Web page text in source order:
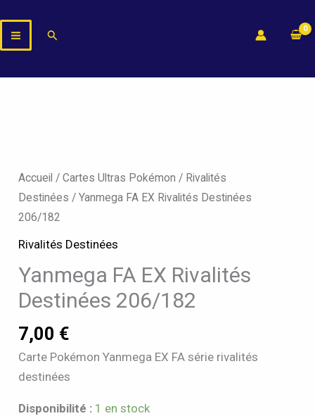
au
contenu
Rechercher
Accueil /Cartes Ultras Pokémon / Rivalités
Destinées / Yanmega FA EX Rivalités Destinées
206/182
Rivalités Destinées
Yanmega FA EX Rivalités
Destinées 206/182
7,00 €
Carte Pokémon Yanmega EX FA série rivalités
destinées
Disponibilité : 1 en stock
Yanmega
FA
EX
Destinées
206/182